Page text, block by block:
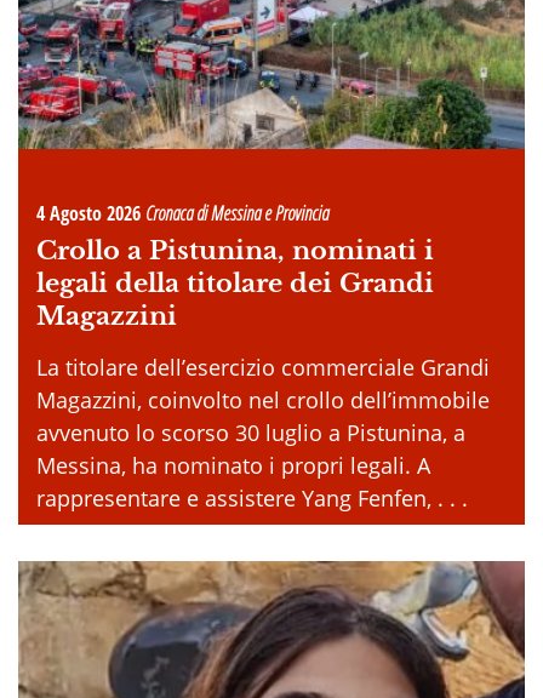
4 Agosto 2026 Cronaca di Messina e Provincia
Crollo a Pistunina, nominati i
legali della titolare dei Grandi
Magazzini
La titolare dell’esercizio commerciale Grandi
Magazzini, coinvolto nel crollo dell’immobile
avvenuto lo scorso 30 luglio a Pistunina, a
Messina, ha nominato i propri legali. A
rappresentare e assistere Yang Fenfen, . . .